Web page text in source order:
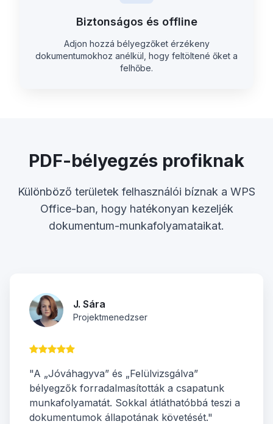
Biztonságos és offline
Adjon hozzá bélyegzőket érzékeny
dokumentumokhoz anélkül, hogy feltöltené őket a
felhőbe.
PDF-bélyegzés profiknak
Különböző területek felhasználói bíznak a WPS
Office-ban, hogy hatékonyan kezeljék
dokumentum-munkafolyamataikat.
J. Sára
Projektmenedzser
"A „Jóváhagyva” és „Felülvizsgálva”
bélyegzők forradalmasították a csapatunk
munkafolyamatát. Sokkal átláthatóbbá teszi a
dokumentumok állapotának követését."